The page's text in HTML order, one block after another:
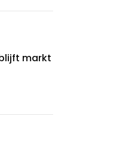
markt